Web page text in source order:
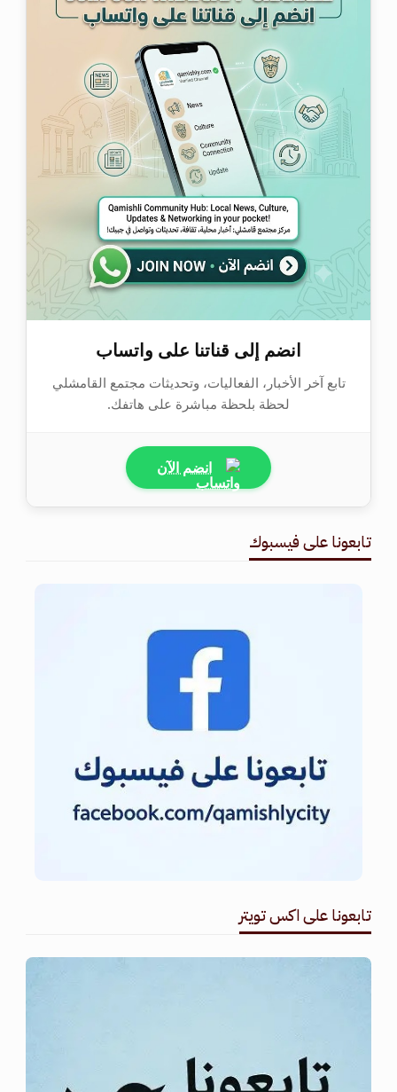
انضم إلى قناتنا على واتساب
تابع آخر الأخبار، الفعاليات، وتحديثات مجتمع القامشلي
لحظة بلحظة مباشرة على هاتفك.
انضم الآن
تابعونا على فيسبوك
تابعونا على اكس تويتر